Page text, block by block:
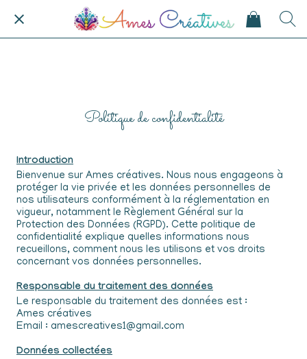
Politique de confidentialité
Introduction
Bienvenue sur Ames créatives. Nous nous engageons à
protéger la vie privée et les données personnelles de
nos utilisateurs conformément à la réglementation en
vigueur, notamment le Règlement Général sur la
Protection des Données (RGPD). Cette politique de
confidentialité explique quelles informations nous
recueillons, comment nous les utilisons et vos droits
concernant vos données personnelles.
Responsable du traitement des données
Le responsable du traitement des données est :
Ames créatives
Email : amescreatives1@gmail.com
Données collectées